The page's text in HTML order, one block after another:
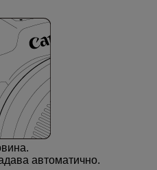
автоматично.